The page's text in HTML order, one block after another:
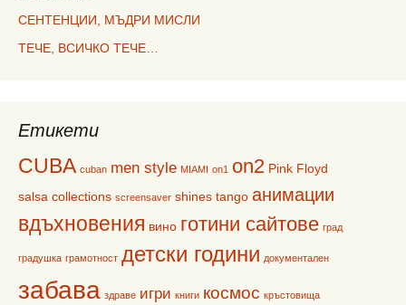
СЕНТЕНЦИИ, МЪДРИ МИСЛИ
ТЕЧЕ, ВСИЧКО ТЕЧЕ…
Етикети
CUBA cuban men style MIAMI on1 on2 Pink Floyd
salsa collections screensaver shines tango анимации
вдъхновения вино готини сайтове град
градушка грамотност детски години документален
забава здраве игри книги космос кръстовища